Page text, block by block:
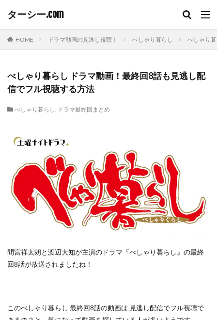
ターシー.com
HOME ドラマ動画の見逃し視聴！ べしゃり暮らし べしゃり
べしゃり暮らし ドラマ動画！最終回8話も見逃し配
信でフル視聴する方法
べしゃり暮らし, ドラマ最終回まとめ
間宮祥太朗と渡辺大知が主演のドラマ『べしゃり暮らし』の最終
回8話が放送されましたね！
このべしゃり暮らし 最終回8話の動画は 見逃し配信でフル視聴で